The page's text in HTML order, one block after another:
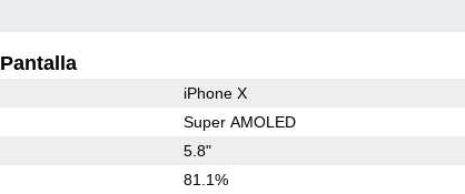
Pantalla
iPhone X
Super AMOLED
5.8"
81.1%